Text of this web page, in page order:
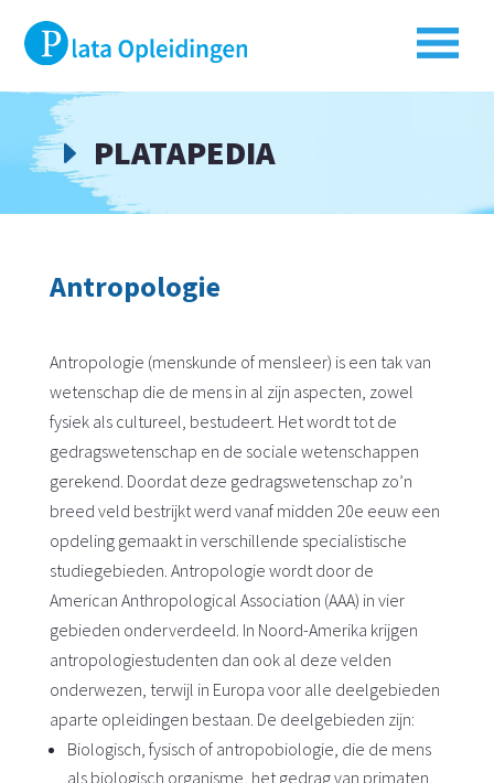
E PLATAPEDIA
Antropologie
Antropologie (menskunde of mensleer) is een tak van
wetenschap die de mens in al zijn aspecten, zowel
fysiek als cultureel, bestudeert. Het wordt tot de
gedragswetenschap en de sociale wetenschappen
gerekend. Doordat deze gedragswetenschap zo’n
breed veld bestrijkt werd vanaf midden 20e eeuw een
opdeling gemaakt in verschillende specialistische
studiegebieden. Antropologie wordt door de
American Anthropological Association (AAA) in vier
gebieden onderverdeeld. In Noord-Amerika krijgen
antropologiestudenten dan ook al deze velden
onderwezen, terwijl in Europa voor alle deelgebieden
aparte opleidingen bestaan. De deelgebieden zijn:
Biologisch, fysisch of antropobiologie, die de mens
als biologisch organisme, het gedrag van primaten,